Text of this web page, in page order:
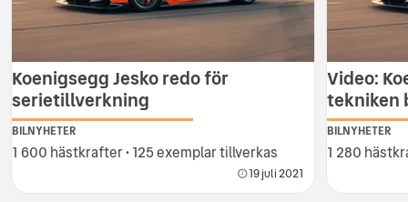
Koenigsegg Jesko redo för
serietillverkning
BILNYHETER
1 600 hästkrafter • 125 exemplar tillverkas
19 juli 2021
Video:
tekniken
BILNYHETER
1 280